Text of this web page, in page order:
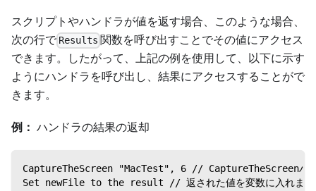
スクリプトやハンドラが値を返す場合、このような場合、
次の行で Results 関数を呼び出すことでその値にアクセス
できます。したがって、上記の例を使用して、以下に示す
ようにハンドラを呼び出し、結果にアクセスすることがで
きます。
例： ハンドラの結果の返却
CaptureTheScreen "MacTest", 6 // CaptureTheScreenハン
Set newFile to the result // 返された値を変数に入れます